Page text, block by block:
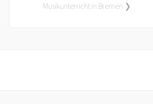
Musikunterricht in Bremen ❯